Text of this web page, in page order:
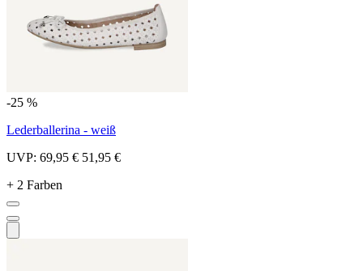
-25 %
Lederballerina - weiß
UVP: 69,95 € 51,95 €
+ 2 Farben